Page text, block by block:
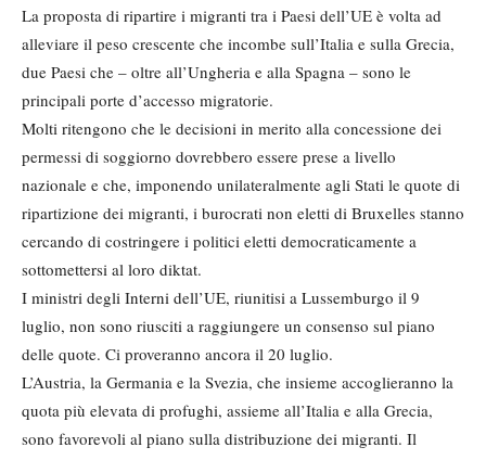
La proposta di ripartire i migranti tra i Paesi dell’UE è volta ad
alleviare il peso crescente che incombe sull’Italia e sulla Grecia,
due Paesi che – oltre all’Ungheria e alla Spagna – sono le
principali porte d’accesso migratorie.
Molti ritengono che le decisioni in merito alla concessione dei
permessi di soggiorno dovrebbero essere prese a livello
nazionale e che, imponendo unilateralmente agli Stati le quote di
ripartizione dei migranti, i burocrati non eletti di Bruxelles stanno
cercando di costringere i politici eletti democraticamente a
sottomettersi al loro diktat.
I ministri degli Interni dell’UE, riunitisi a Lussemburgo il 9
luglio, non sono riusciti a raggiungere un consenso sul piano
delle quote. Ci proveranno ancora il 20 luglio.
L’Austria, la Germania e la Svezia, che insieme accoglieranno la
quota più elevata di profughi, assieme all’Italia e alla Grecia,
sono favorevoli al piano sulla distribuzione dei migranti. Il